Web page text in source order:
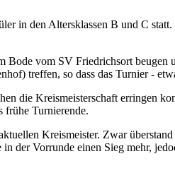
in den Altersklassen B und C
Bode vom SV Friedrichsort
treffen, so dass das Turnier -
die Kreismeisterschaft erringen
frühe Turnierende.
Kreismeister. Zwar
der Vorrunde einen Sieg mehr,